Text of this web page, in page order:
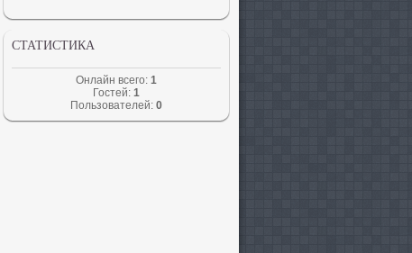
СТАТИСТИКА
Онлайн всего: 1
Гостей: 1
Пользователей: 0